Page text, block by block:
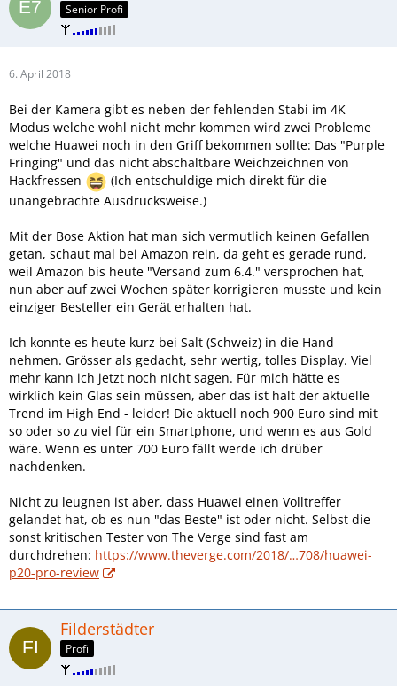
Senior Profi
6. April 2018
Bei der Kamera gibt es neben der fehlenden Stabi im 4K
Modus welche wohl nicht mehr kommen wird zwei Probleme
welche Huawei noch in den Griff bekommen sollte: Das "Purple
Fringing" und das nicht abschaltbare Weichzeichnen von
Hackfressen
(Ich entschuldige mich direkt für die
unangebrachte Ausdrucksweise.)
Mit der Bose Aktion hat man sich vermutlich keinen Gefallen
getan, schaut mal bei Amazon rein, da geht es gerade rund,
weil Amazon bis heute "Versand zum 6.4." versprochen hat,
nun aber auf zwei Wochen später korrigieren musste und kein
einziger Besteller ein Gerät erhalten hat.
Ich konnte es heute kurz bei Salt (Schweiz) in die Hand
nehmen. Grösser als gedacht, sehr wertig, tolles Display. Viel
mehr kann ich jetzt noch nicht sagen. Für mich hätte es
wirklich kein Glas sein müssen, aber das ist halt der aktuelle
Trend im High End - leider! Die aktuell noch 900 Euro sind mit
so oder so zu viel für ein Smartphone, und wenn es aus Gold
wäre. Wenn es unter 700 Euro fällt werde ich drüber
nachdenken.
Nicht zu leugnen ist aber, dass Huawei einen Volltreffer
gelandet hat, ob es nun "das Beste" ist oder nicht. Selbst die
sonst kritischen Tester von The Verge sind fast am
durchdrehen: https://www.theverge.com/2018/…708/huawei-
p20-pro-review
Filderstädter
Profi